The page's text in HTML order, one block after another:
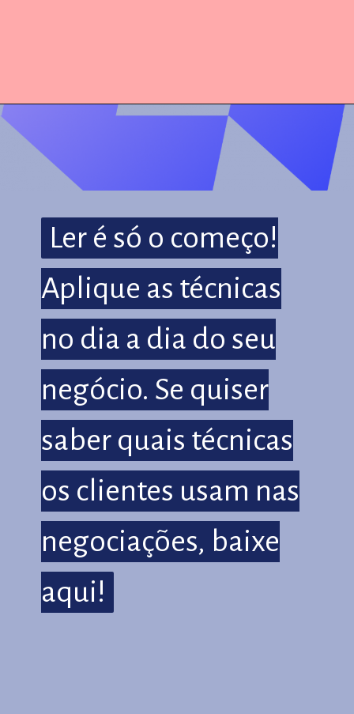
Ler é só o começo!
Aplique as técnicas
no dia a dia do seu
negócio. Se quiser
saber quais técnicas
os clientes usam nas
negociações, baixe
aqui!
Ler é só o começo!
Aplique as técnicas
no dia a dia do seu
negócio. Se quiser
saber quais técnicas
os clientes usam nas
negociações, baixe
aqui!